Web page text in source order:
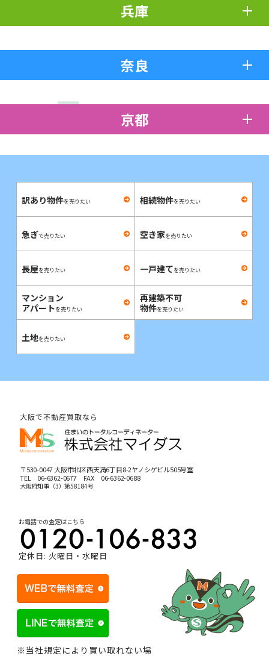
兵庫
奈良
京都
訳あり物件を売りたい 相続物件を売りたい
急ぎで売りたい 空き家を売りたい
長屋を売りたい 一戸建てを売りたい
マンション
アパートを売りたい
再建築不可
物件を売りたい
土地を売りたい
大阪で不動産買取なら
〒530-0047 大阪市北区西天満6丁目8-2ヤノシゲビル505号室
TEL 06-6362-0677FAX 06-6362-0688
大阪府知事（3）第58184号
お電話での査定はこちら
定休日: 火曜日・水曜日
※当社規定により買い取れない場